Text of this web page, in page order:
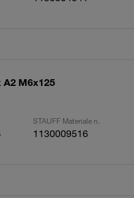
M6x125
STAUFF Materiale n.
1130009516